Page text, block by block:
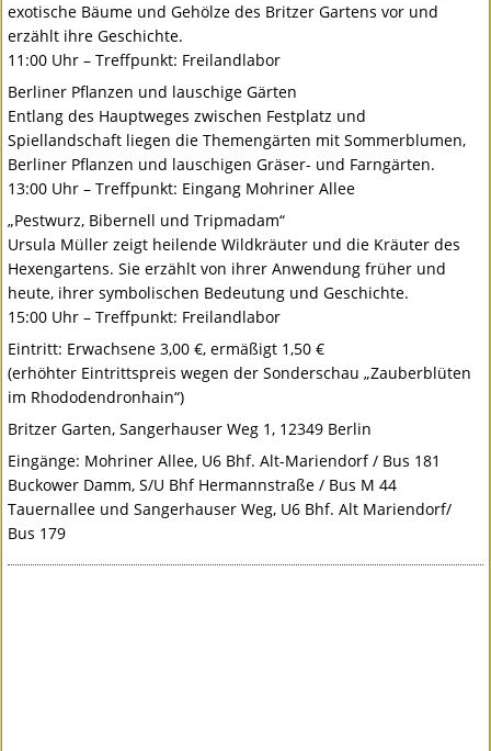
exotische Bäume und Gehölze des Britzer Gartens vor und
erzählt ihre Geschichte.
11:00 Uhr – Treffpunkt: Freilandlabor
Berliner Pflanzen und lauschige Gärten
Entlang des Hauptweges zwischen Festplatz und
Spiellandschaft liegen die Themengärten mit Sommerblumen,
Berliner Pflanzen und lauschigen Gräser- und Farngärten.
13:00 Uhr – Treffpunkt: Eingang Mohriner Allee
„Pestwurz, Bibernell und Tripmadam“
Ursula Müller zeigt heilende Wildkräuter und die Kräuter des
Hexengartens. Sie erzählt von ihrer Anwendung früher und
heute, ihrer symbolischen Bedeutung und Geschichte.
15:00 Uhr – Treffpunkt: Freilandlabor
Eintritt: Erwachsene 3,00 €, ermäßigt 1,50 €
(erhöhter Eintrittspreis wegen der Sonderschau „Zauberblüten
im Rhododendronhain“)
Britzer Garten, Sangerhauser Weg 1, 12349 Berlin
Eingänge: Mohriner Allee, U6 Bhf. Alt-Mariendorf / Bus 181
Buckower Damm, S/U Bhf Hermannstraße / Bus M 44
Tauernallee und Sangerhauser Weg, U6 Bhf. Alt Mariendorf/
Bus 179